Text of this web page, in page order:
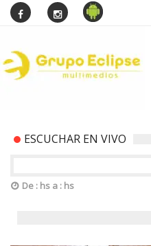
ESCUCHAR EN VIVO
De : hs a : hs